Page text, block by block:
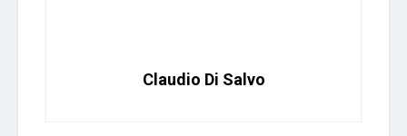
Claudio Di Salvo